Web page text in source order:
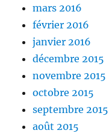
mars 2016
février 2016
janvier 2016
décembre 2015
novembre 2015
octobre 2015
septembre 2015
août 2015